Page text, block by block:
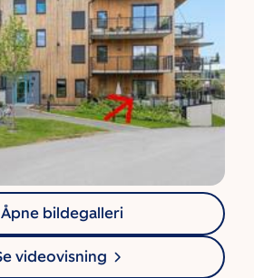
Åpne bildegalleri
videovisning